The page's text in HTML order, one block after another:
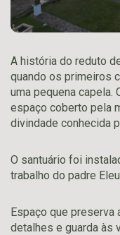
A história do reduto
quando os primeiros
uma pequena capela.
espaço coberto pela
divindade conhecida
O santuário foi
trabalho do padre
Espaço que preserva
detalhes e guarda às